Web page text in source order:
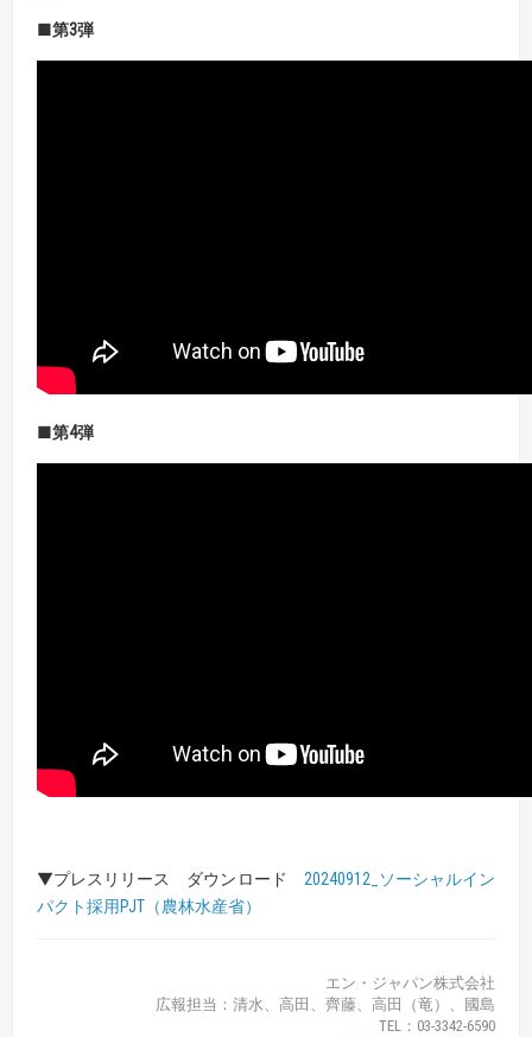
■第3弾
■第4弾
▼プレスリリース ダウンロード 20240912_ソーシャルイン
パクト採用PJT（農林水産省）
エン・ジャパン株式会社
広報担当：清水、高田、齊藤、高田（竜）、國島
TEL：03-3342-6590